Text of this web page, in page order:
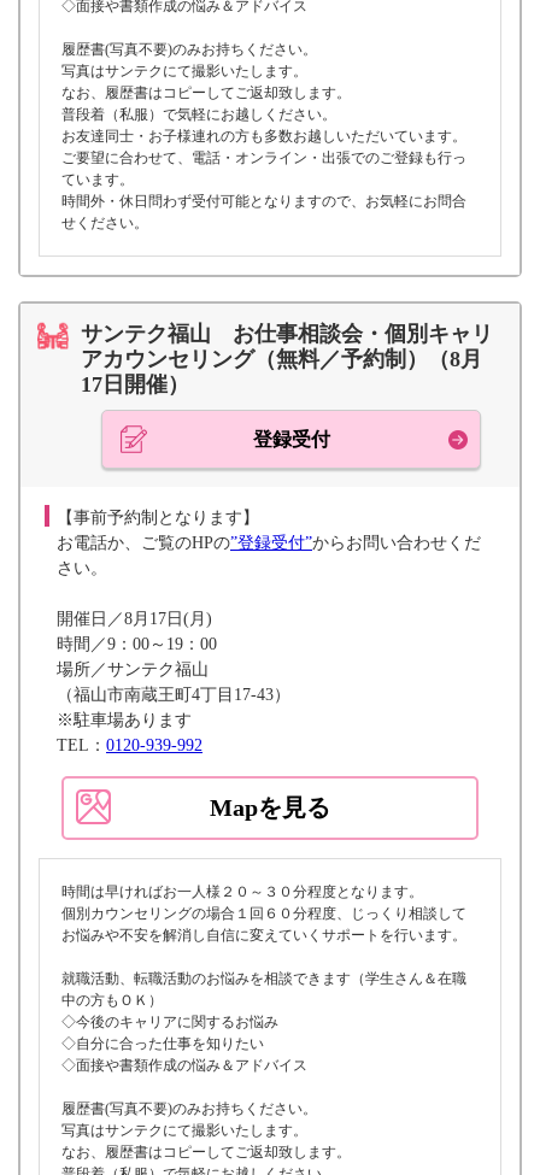
◇面接や書類作成の悩み＆アドバイス
履歴書(写真不要)のみお持ちください。
写真はサンテクにて撮影いたします。
なお、履歴書はコピーしてご返却致します。
普段着（私服）で気軽にお越しください。
お友達同士・お子様連れの方も多数お越しいただいています。
ご要望に合わせて、電話・オンライン・出張でのご登録も行っ
ています。
時間外・休日問わず受付可能となりますので、お気軽にお問合
せください。
サンテク福山 お仕事相談会・個別キャリ
アカウンセリング（無料／予約制）（8月
17日開催）
登録受付
【事前予約制となります】
お電話か、ご覧のHPの”登録受付”からお問い合わせくだ
さい。
開催日／8月17日(月)
時間／9：00～19：00
場所／サンテク福山
（福山市南蔵王町4丁目17-43）
※駐車場あります
TEL： 0120-939-992
Mapを見る
時間は早ければお一人様２０～３０分程度となります。
個別カウンセリングの場合１回６０分程度、じっくり相談して
お悩みや不安を解消し自信に変えていくサポートを行います。
就職活動、転職活動のお悩みを相談できます（学生さん＆在職
中の方もＯＫ）
◇今後のキャリアに関するお悩み
◇自分に合った仕事を知りたい
◇面接や書類作成の悩み＆アドバイス
履歴書(写真不要)のみお持ちください。
写真はサンテクにて撮影いたします。
なお、履歴書はコピーしてご返却致します。